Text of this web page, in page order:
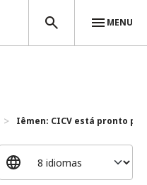
MENU
Iêmen: CICV está pronto